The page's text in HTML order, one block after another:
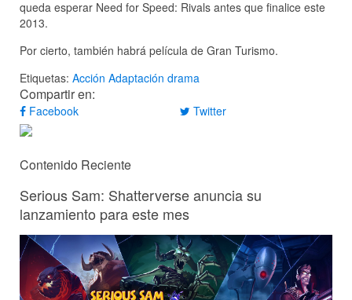
queda esperar Need for Speed: Rivals antes que finalice este
2013.
Por cierto, también habrá película de Gran Turismo.
Etiquetas: Acción Adaptación drama
Compartir en:
Facebook Twitter
Contenido Reciente
Serious Sam: Shatterverse anuncia su
lanzamiento para este mes